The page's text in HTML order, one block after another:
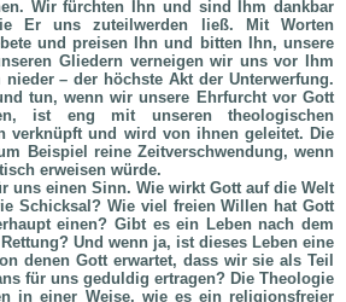
Wir fürchten Ihn und sind Ihm dankbar
Er uns zuteilwerden ließ. Mit Worten
und preisen Ihn und bitten Ihn, unsere
Gliedern verneigen wir uns vor Ihm
– der höchste Akt der Unterwerfung.
tun, wenn wir unsere Ehrfurcht vor Gott
ist eng mit unseren theologischen
verknüpft und wird von ihnen geleitet. Die
Beispiel reine Zeitverschwendung, wenn
erweisen würde.
uns einen Sinn. Wie wirkt Gott auf die Welt
Schicksal? Wie viel freien Willen hat Gott
einen? Gibt es ein Leben nach dem
Und wenn ja, ist dieses Leben eine
denen Gott erwartet, dass wir sie als Teil
für uns geduldig ertragen? Die Theologie
in einer Weise, wie es ein religionsfreier